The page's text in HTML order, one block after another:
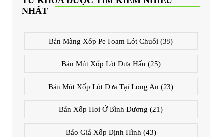
NHẤT
Bán Màng Xốp Pe Foam Lót Chuối (38)
Bán Mút Xốp Lót Dưa Hấu (25)
Bán Mút Xốp Lót Dưa Tại Long An (23)
Bán Xốp Hơi Ở Bình Dương (21)
Báo Giá Xốp Định Hình(43)